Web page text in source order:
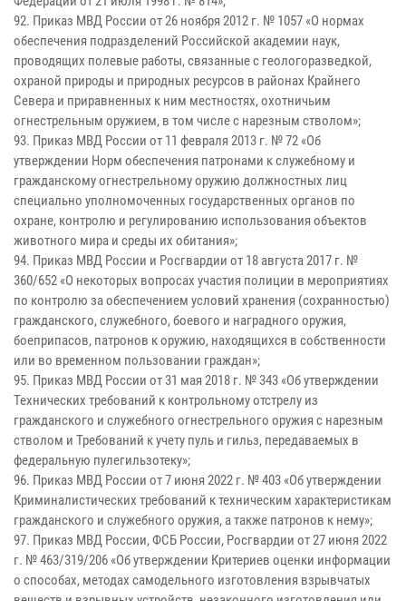
92. Приказ МВД России от 26 ноября 2012 г. № 1057 «О нормах
обеспечения подразделений Российской академии наук,
проводящих полевые работы, связанные с геологоразведкой,
охраной природы и природных ресурсов в районах Крайнего
Севера и приравненных к ним местностях, охотничьим
огнестрельным оружием, в том числе с нарезным стволом»;
93. Приказ МВД России от 11 февраля 2013 г. № 72 «Об
утверждении Норм обеспечения патронами к служебному и
гражданскому огнестрельному оружию должностных лиц
специально уполномоченных государственных органов по
охране, контролю и регулированию использования объектов
животного мира и среды их обитания»;
94. Приказ МВД России и Росгвардии от 18 августа 2017 г. №
360/652 «О некоторых вопросах участия полиции в мероприятиях
по контролю за обеспечением условий хранения (сохранностью)
гражданского, служебного, боевого и наградного оружия,
боеприпасов, патронов к оружию, находящихся в собственности
или во временном пользовании граждан»;
95. Приказ МВД России от 31 мая 2018 г. № 343 «Об утверждении
Технических требований к контрольному отстрелу из
гражданского и служебного огнестрельного оружия с нарезным
стволом и Требований к учету пуль и гильз, передаваемых в
федеральную пулегильзотеку»;
96. Приказ МВД России от 7 июня 2022 г. № 403 «Об утверждении
Криминалистических требований к техническим характеристикам
гражданского и служебного оружия, а также патронов к нему»;
97. Приказ МВД России, ФСБ России, Росгвардии от 27 июня 2022
г. № 463/319/206 «Об утверждении Критериев оценки информации
о способах, методах самодельного изготовления взрывчатых